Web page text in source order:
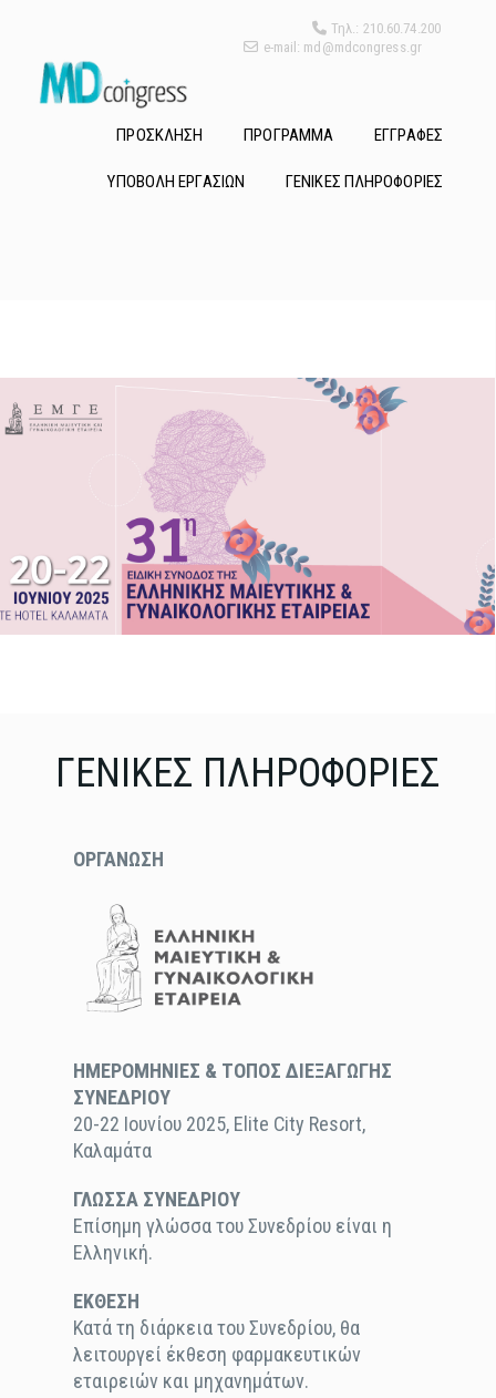
Τηλ.: 210.60.74.200
e-mail: md@mdcongress.gr
ΠΡΟΣΚΛΗΣΗ ΠΡΟΓΡΑΜΜΑ ΕΓΓΡΑΦΕΣ
ΥΠΟΒΟΛΗ ΕΡΓΑΣΙΩΝ ΓΕΝΙΚΕΣ ΠΛΗΡΟΦΟΡΙΕΣ
ΓΕΝΙΚΕΣ ΠΛΗΡΟΦΟΡΙΕΣ
ΟΡΓΑΝΩΣΗ
ΗΜΕΡΟΜΗΝΙΕΣ & ΤΟΠΟΣ ΔΙΕΞΑΓΩΓΗΣ
ΣΥΝΕΔΡΙΟΥ
20-22 Ιουνίου 2025, Elite City Resort,
Καλαμάτα
ΓΛΩΣΣΑ ΣΥΝΕΔΡΙΟΥ
Επίσημη γλώσσα του Συνεδρίου είναι η
Ελληνική.
ΕΚΘΕΣΗ
Κατά τη διάρκεια του Συνεδρίου, θα
λειτουργεί έκθεση φαρμακευτικών
εταιρειών και μηχανημάτων.